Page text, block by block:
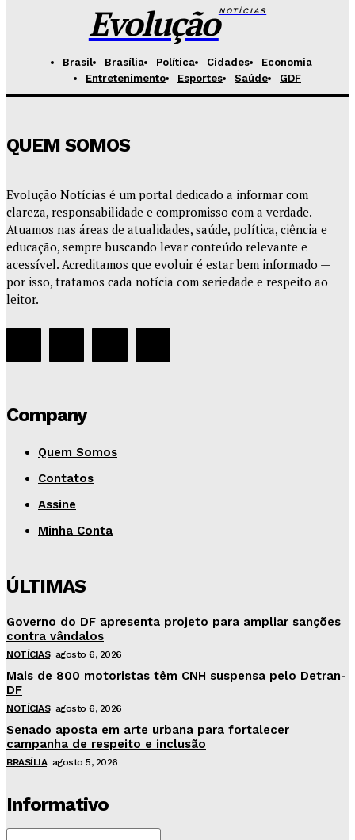
EvoluçãoNOTÍCIAS
Brasil Brasília Política Cidades
Economia
Entretenimento
Esportes Saúde GDF
QUEM SOMOS
Evolução Notícias é um portal dedicado a informar com
clareza, responsabilidade e compromisso com a verdade.
Atuamos nas áreas de atualidades, saúde, política, ciência e
educação, sempre buscando levar conteúdo relevante e
acessível. Acreditamos que evoluir é estar bem informado —
por isso, tratamos cada notícia com seriedade e respeito ao
leitor.
Company
Quem Somos
Contatos
Assine
Minha Conta
ÚLTIMAS
Governo do DF apresenta projeto para ampliar sanções
contra vândalos
NOTÍCIAS agosto 6, 2026
Mais de 800 motoristas têm CNH suspensa pelo Detran-
DF
NOTÍCIAS agosto 6, 2026
Senado aposta em arte urbana para fortalecer
campanha de respeito e inclusão
BRASÍLIA agosto 5, 2026
Informativo